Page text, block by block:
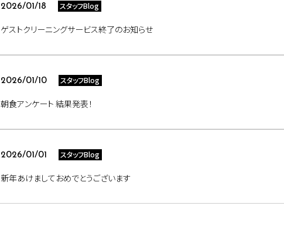
2026/01/18 スタッフBlog
ゲストクリーニングサービス終了のお知らせ
2026/01/10 スタッフBlog
朝食アンケート 結果発表！
2026/01/01 スタッフBlog
新年あけましておめでとうございます